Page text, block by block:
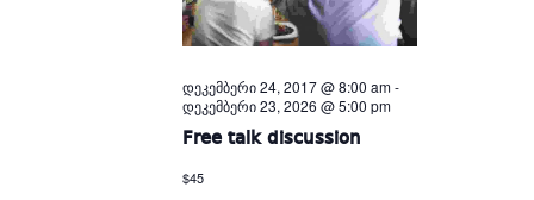
დეკემბერი 24, 2017 @ 8:00 am-
დეკემბერი 23, 2026 @ 5:00 pm
Free talk discussion
$45